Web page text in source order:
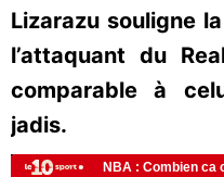
Lizarazu souligne
l’attaquant du
comparable à
jadis.